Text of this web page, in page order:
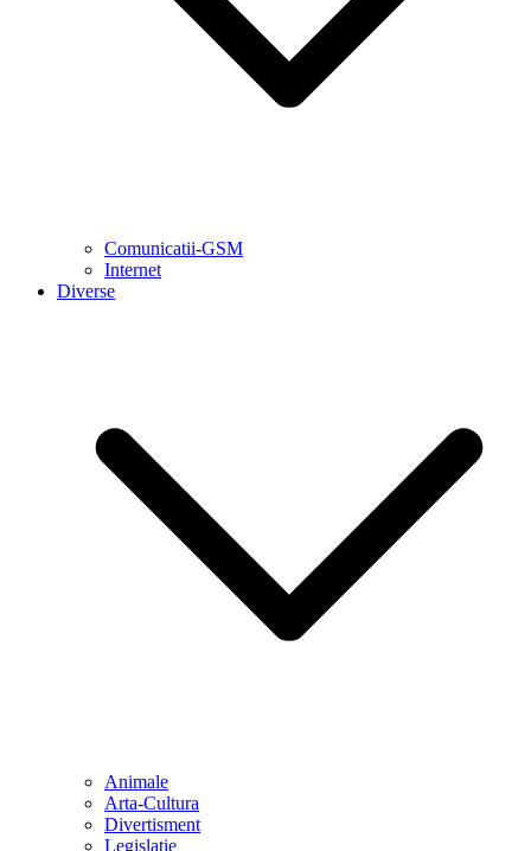
Comunicatii-GSM
Internet
Diverse
Animale
Arta-Cultura
Divertisment
Legislatie